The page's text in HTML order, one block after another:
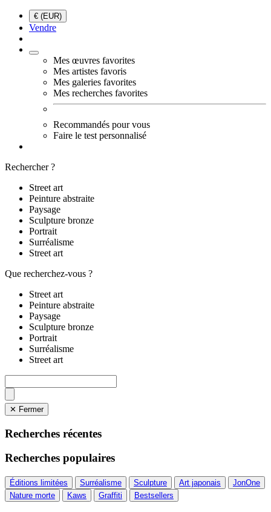
€ (EUR)
Vendre
Mes œuvres favorites
Mes artistes favoris
Mes galeries favorites
Mes recherches favorites
Recommandés pour vous
Faire le test personnalisé
Rechercher ?
Street art
Peinture abstraite
Paysage
Sculpture bronze
Portrait
Surréalisme
Street art
Que recherchez-vous ?
Street art
Peinture abstraite
Paysage
Sculpture bronze
Portrait
Surréalisme
Street art
✕ Fermer
Recherches récentes
Recherches populaires
Éditions limitées Surréalisme Sculpture Art japonais
JonOne
Nature morte
Kaws Graffiti Bestsellers